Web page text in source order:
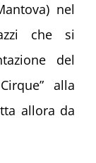
nel
che si
del
alla
allora da